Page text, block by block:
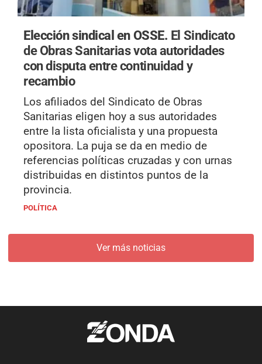
Elección sindical en OSSE. El Sindicato
de Obras Sanitarias vota autoridades
con disputa entre continuidad y
recambio
Los afiliados del Sindicato de Obras
Sanitarias eligen hoy a sus autoridades
entre la lista oficialista y una propuesta
opositora. La puja se da en medio de
referencias políticas cruzadas y con urnas
distribuidas en distintos puntos de la
provincia.
POLÍTICA
Ver más noticias